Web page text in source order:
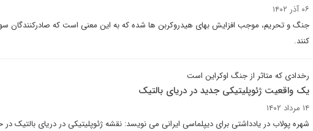
۰۶ آذر ۱۴۰۲
جنگ و تحریم، موجب افزایش بهای هیدروکربن ها شده که به این معنی است که صادرکنندگان
کنند.
رخدادی که متاثر از جنگ اوکراین است
یک واقعیت ژئوپلیتیکی جدید در دریای بالتیک
۱۴ مرداد ۱۴۰۲
شهره پولاب در یادداشتی برای دیپلماسی ایرانی می نویسد: نقشه ژئوپلیتیکی در دریای بالتیک